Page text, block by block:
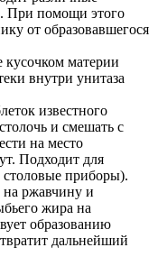
При помощи этого
от образовавшегося
материи
внутри унитаза
известного
и смешать с
на место
Подходит для
приборы).
ржавчину и
жира на
образованию
дальнейший